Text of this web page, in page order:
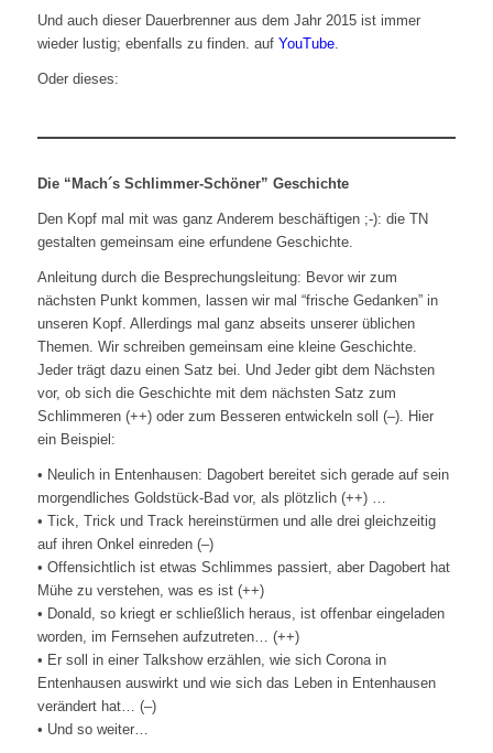
Und auch dieser Dauerbrenner aus dem Jahr 2015 ist immer
wieder lustig; ebenfalls zu finden. auf YouTube.
Oder dieses:
Die “Mach´s Schlimmer-Schöner” Geschichte
Den Kopf mal mit was ganz Anderem beschäftigen ;-): die TN
gestalten gemeinsam eine erfundene Geschichte.
Anleitung durch die Besprechungsleitung: Bevor wir zum
nächsten Punkt kommen, lassen wir mal “frische Gedanken” in
unseren Kopf. Allerdings mal ganz abseits unserer üblichen
Themen. Wir schreiben gemeinsam eine kleine Geschichte.
Jeder trägt dazu einen Satz bei. Und Jeder gibt dem Nächsten
vor, ob sich die Geschichte mit dem nächsten Satz zum
Schlimmeren (++) oder zum Besseren entwickeln soll (–). Hier
ein Beispiel:
• Neulich in Entenhausen: Dagobert bereitet sich gerade auf sein
morgendliches Goldstück-Bad vor, als plötzlich (++) …
• Tick, Trick und Track hereinstürmen und alle drei gleichzeitig
auf ihren Onkel einreden (–)
• Offensichtlich ist etwas Schlimmes passiert, aber Dagobert hat
Mühe zu verstehen, was es ist (++)
• Donald, so kriegt er schließlich heraus, ist offenbar eingeladen
worden, im Fernsehen aufzutreten… (++)
• Er soll in einer Talkshow erzählen, wie sich Corona in
Entenhausen auswirkt und wie sich das Leben in Entenhausen
verändert hat… (–)
• Und so weiter…